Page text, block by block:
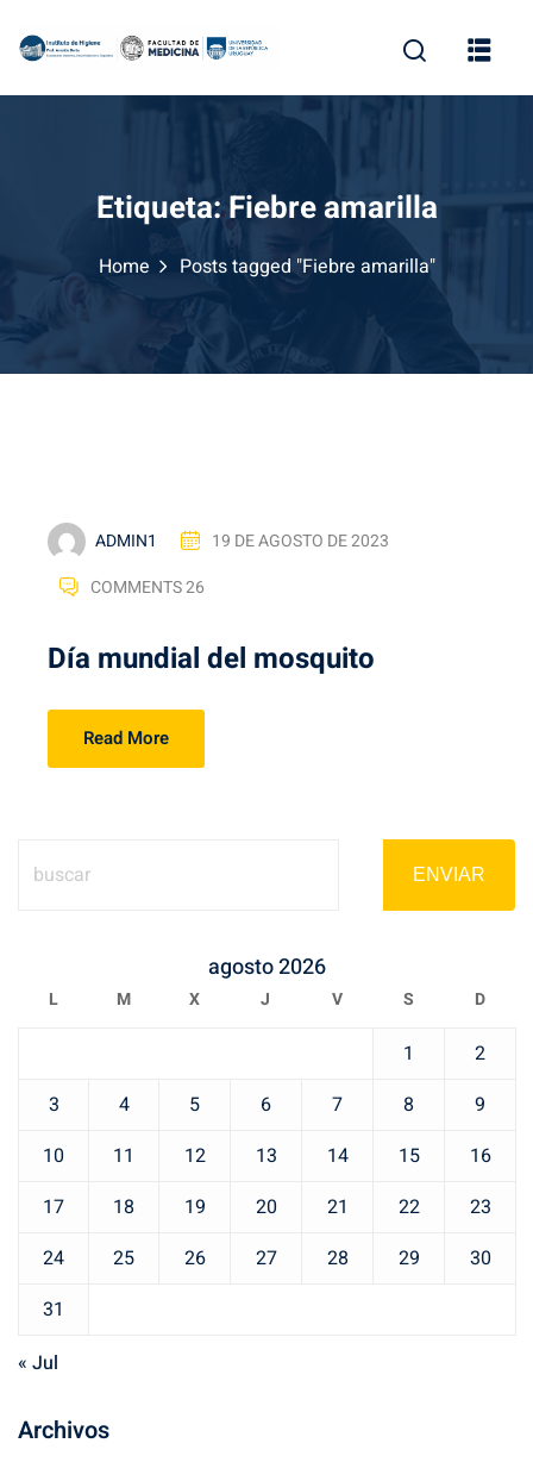
Etiqueta:Fiebre amarilla
Home Posts tagged "Fiebre amarilla"
ADMIN1
19 DE AGOSTO DE 2023
COMMENTS 26
Día mundial del mosquito
Read More
ENVIAR
agosto 2026
L M X J V S D
1
2
3
4 5 6 7 8
9
10
11 12 13 14 15
16
17
18 19 20 21 22
23
24
25 26 27 28 29
30
31
« Jul
Archivos